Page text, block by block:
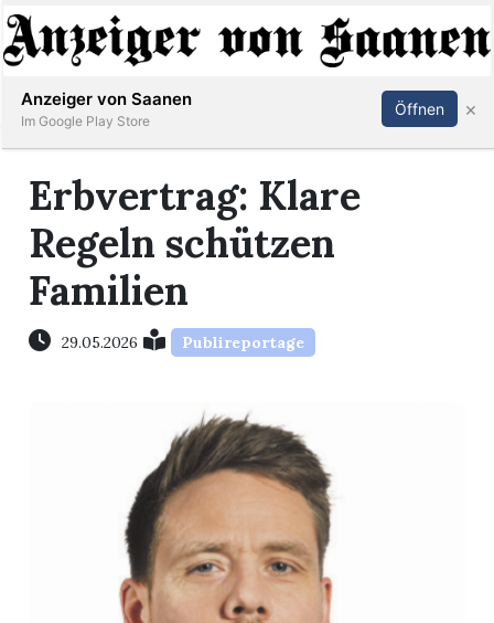
Abonnieren Anmelden
Erbvertrag: Klare
Regeln schützen
Familien
29.05.2026 Publireportage
Anzeiger von Saanen
Im Google Play Store
Öffnen ×